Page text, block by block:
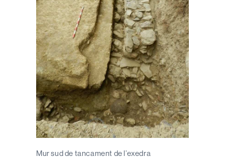
Mur sud de tancament de l’exedra